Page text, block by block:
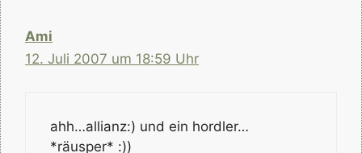
Ami
12. Juli 2007 um 18:59 Uhr
ahh…allianz:) und ein hordler…
*räusper* :))